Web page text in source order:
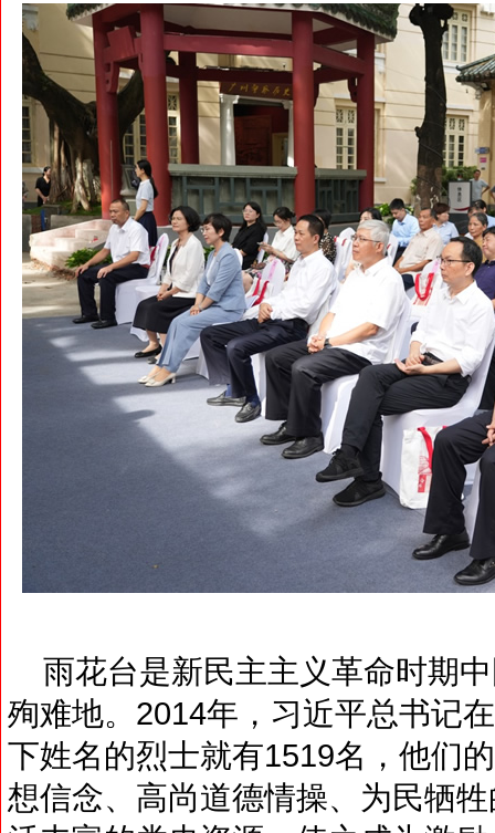
雨花台是新民主主义革命时期
殉难地。2014年，习近平总书记
下姓名的烈士就有1519名，他们
想信念、高尚道德情操、为民牺